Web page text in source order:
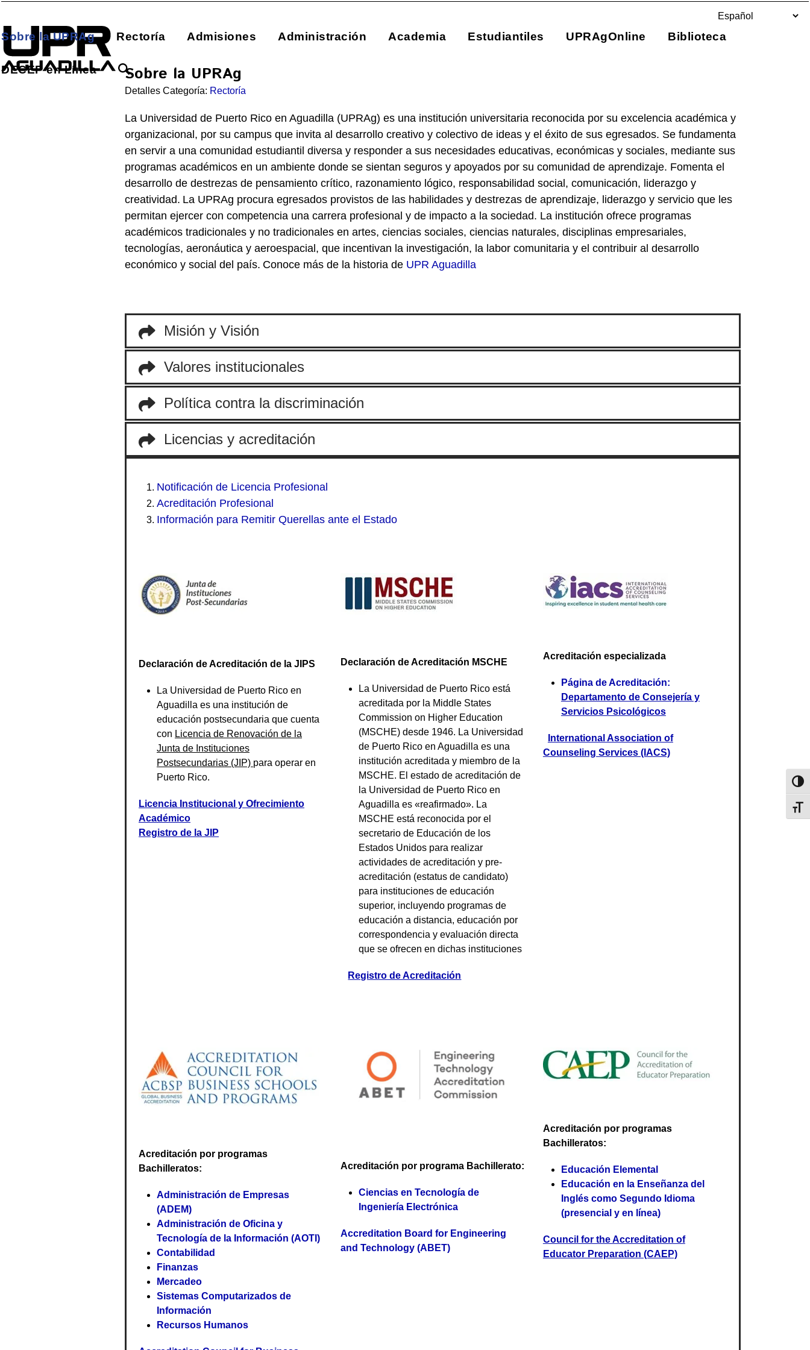
content
Sobre la UPRAg Rectoría Admisiones Administración Academia Estudiantiles UPRAgOnline Biblioteca
DECEP en Línea Sobre la UPRAg
Detalles Categoría: Rectoría
La Universidad de Puerto Rico en Aguadilla (UPRAg) es una institución universitaria reconocida por su excelencia académica y
organizacional, por su campus que invita al desarrollo creativo y colectivo de ideas y el éxito de sus egresados. Se fundamenta
en servir a una comunidad estudiantil diversa y responder a sus necesidades educativas, económicas y sociales, mediante sus
programas académicos en un ambiente donde se sientan seguros y apoyados por su comunidad de aprendizaje. Fomenta el
desarrollo de destrezas de pensamiento crítico, razonamiento lógico, responsabilidad social, comunicación, liderazgo y
creatividad. La UPRAg procura egresados provistos de las habilidades y destrezas de aprendizaje, liderazgo y servicio que les
permitan ejercer con competencia una carrera profesional y de impacto a la sociedad. La institución ofrece programas
académicos tradicionales y no tradicionales en artes, ciencias sociales, ciencias naturales, disciplinas empresariales,
tecnologías, aeronáutica y aeroespacial, que incentivan la investigación, la labor comunitaria y el contribuir al desarrollo
económico y social del país. Conoce más de la historia de UPR Aguadilla
Misión y Visión
Valores institucionales
Política contra la discriminación
Licencias y acreditación
Notificación de Licencia Profesional
Acreditación Profesional
Información para Remitir Querellas ante el Estado
Declaración de Acreditación de la JIPS
La Universidad de Puerto Rico en
Aguadilla es una institución de
educación postsecundaria que cuenta
con Licencia de Renovación de la
Junta de Instituciones
Postsecundarias (JIP) para operar en
Puerto Rico.
Licencia Institucional y Ofrecimiento
Académico
Registro de la JIP
Declaración de Acreditación MSCHE
La Universidad de Puerto Rico está
acreditada por la Middle States
Commission on Higher Education
(MSCHE) desde 1946. La Universidad
de Puerto Rico en Aguadilla es una
institución acreditada y miembro de la
MSCHE. El estado de acreditación de
la Universidad de Puerto Rico en
Aguadilla es «reafirmado». La
MSCHE está reconocida por el
secretario de Educación de los
Estados Unidos para realizar
actividades de acreditación y pre-
acreditación (estatus de candidato)
para instituciones de educación
superior, incluyendo programas de
educación a distancia, educación por
correspondencia y evaluación directa
que se ofrecen en dichas instituciones
Registro de Acreditación
Acreditación especializada
Página de Acreditación:
Departamento de Consejería y
Servicios Psicológicos
International Association of
Counseling Services (IACS)
Acreditación por programas
Bachilleratos:
Administración de Empresas
(ADEM)
Administración de Oficina y
Tecnología de la Información (AOTI)
Contabilidad
Finanzas
Mercadeo
Sistemas Computarizados de
Información
Recursos Humanos
Acreditación por programa Bachillerato:
Ciencias en Tecnología de
Ingeniería Electrónica
Accreditation Board for Engineering
and Technology (ABET)
Acreditación por programas
Bachilleratos:
Educación Elemental
Educación en la Enseñanza del
Inglés como Segundo Idioma
(presencial y en línea)
Council for the Accreditation of
Educator Preparation (CAEP)